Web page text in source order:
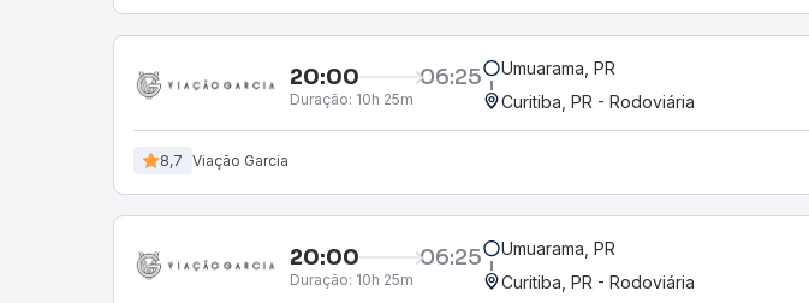
20:00 06:25
Duração: 10h 25m
Umuarama, PR
Curitiba, PR - Rodoviária
8,7 Viação Garcia
20:00 06:25
Duração: 10h 25m
Umuarama, PR
Curitiba, PR - Rodoviária